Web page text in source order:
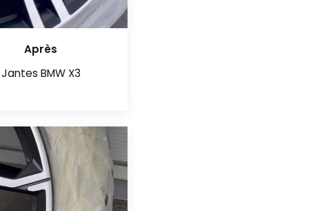
Après
Jantes BMW X3